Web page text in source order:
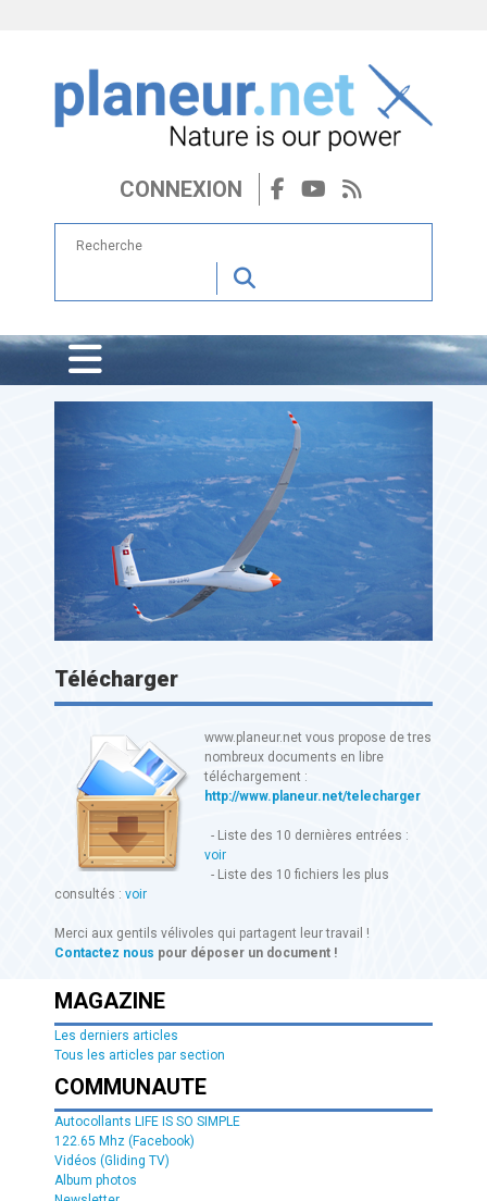
CONNEXION
Télécharger
www.planeur.net vous propose de tres
nombreux documents en libre
téléchargement :
http://www.planeur.net/telecharger
- Liste des 10 dernières entrées :
voir
- Liste des 10 fichiers les plus
consultés : voir
Merci aux gentils vélivoles qui partagent leur travail !
Contactez nous pour déposer un document !
MAGAZINE
Les derniers articles
Tous les articles par section
COMMUNAUTE
Autocollants LIFE IS SO SIMPLE
122.65 Mhz (Facebook)
Vidéos (Gliding TV)
Album photos